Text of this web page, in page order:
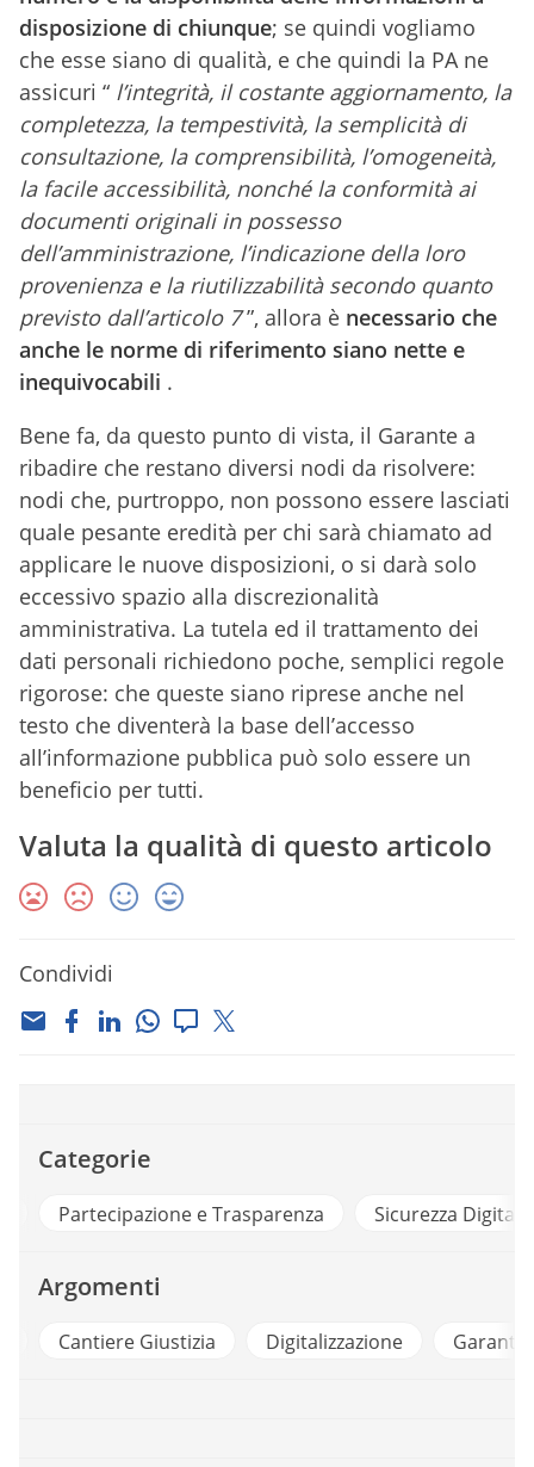
disposizione di chiunque; se quindi vogliamo
che esse siano di qualità, e che quindi la PA ne
assicuri “ l’integrità, il costante aggiornamento, la
completezza, la tempestività, la semplicità di
consultazione, la comprensibilità, l’omogeneità,
la facile accessibilità, nonché la conformità ai
documenti originali in possesso
dell’amministrazione, l’indicazione della loro
provenienza e la riutilizzabilità secondo quanto
previsto dall’articolo 7”, allora è necessario che
anche le norme di riferimento siano nette e
inequivocabili .
Bene fa, da questo punto di vista, il Garante a
ribadire che restano diversi nodi da risolvere:
nodi che, purtroppo, non possono essere lasciati
quale pesante eredità per chi sarà chiamato ad
applicare le nuove disposizioni, o si darà solo
eccessivo spazio alla discrezionalità
amministrativa. La tutela ed il trattamento dei
dati personali richiedono poche, semplici regole
rigorose: che queste siano riprese anche nel
testo che diventerà la base dell’accesso
all’informazione pubblica può solo essere un
beneficio per tutti.
Valuta la qualità di questo articolo
Condividi
Categorie
Partecipazione e Trasparenza Sicurezza Digitale
Argomenti
Cantiere Giustizia Digitalizzazione Garante